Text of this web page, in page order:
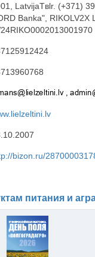
LatvijaTвlr. (+371)
Banka", RIKOLV2X
bizon.ru/
питания и